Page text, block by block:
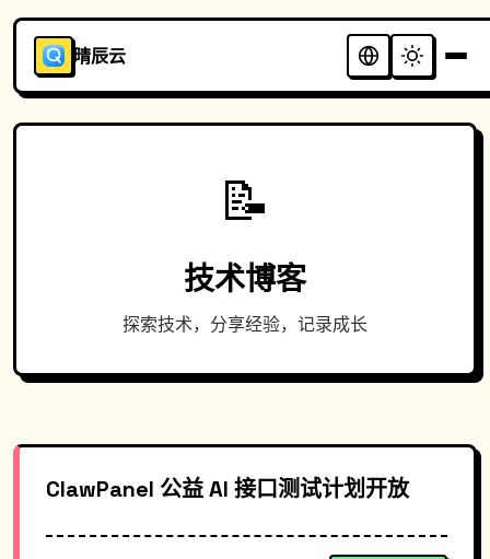
晴辰云
📝
技术博客
探索技术，分享经验，记录成长
ClawPanel 公益 AI 接口测试计划开放